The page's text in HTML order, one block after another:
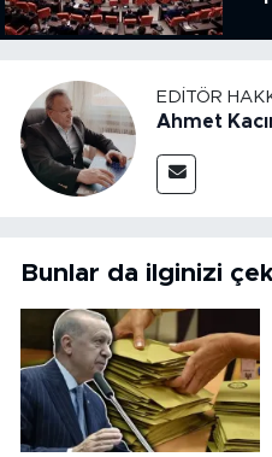
EDITÖR
Ahmet
Bunlar da ilginizi